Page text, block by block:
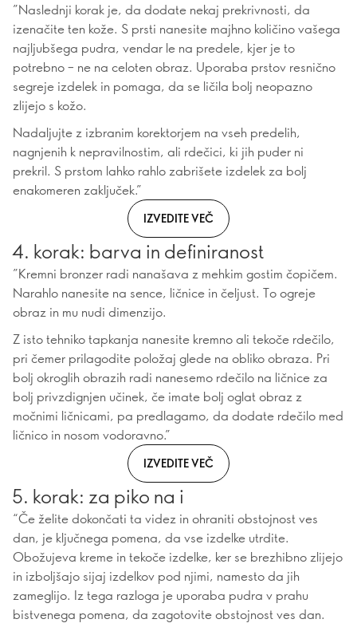
”Naslednji korak je, da dodate nekaj prekrivnosti, da
izenačite ten kože. S prsti nanesite majhno količino vašega
najljubšega pudra, vendar le na predele, kjer je to
potrebno – ne na celoten obraz. Uporaba prstov resnično
segreje izdelek in pomaga, da se ličila bolj neopazno
zlijejo s kožo.
Nadaljujte z izbranim korektorjem na vseh predelih,
nagnjenih k nepravilnostim, ali rdečici, ki jih puder ni
prekril. S prstom lahko rahlo zabrišete izdelek za bolj
enakomeren zaključek.”
IZVEDITE VEČ
4. korak: barva in definiranost
”Kremni bronzer radi nanašava z mehkim gostim čopičem.
Narahlo nanesite na sence, ličnice in čeljust. To ogreje
obraz in mu nudi dimenzijo.
Z isto tehniko tapkanja nanesite kremno ali tekoče rdečilo,
pri čemer prilagodite položaj glede na obliko obraza. Pri
bolj okroglih obrazih radi nanesemo rdečilo na ličnice za
bolj privzdignjen učinek, če imate bolj oglat obraz z
močnimi ličnicami, pa predlagamo, da dodate rdečilo med
ličnico in nosom vodoravno.”
IZVEDITE VEČ
5. korak: za piko na i
“Če želite dokončati ta videz in ohraniti obstojnost ves
dan, je ključnega pomena, da vse izdelke utrdite.
Obožujeva kreme in tekoče izdelke, ker se brezhibno zlijejo
in izboljšajo sijaj izdelkov pod njimi, namesto da jih
zameglijo. Iz tega razloga je uporaba pudra v prahu
bistvenega pomena, da zagotovite obstojnost ves dan.